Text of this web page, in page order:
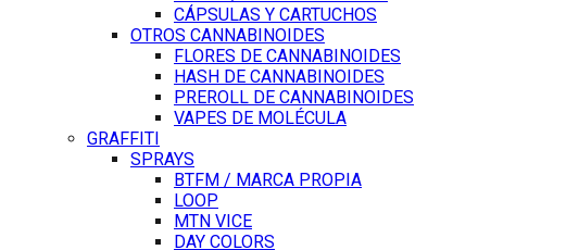
CÁPSULAS Y CARTUCHOS
OTROS CANNABINOIDES
FLORES DE CANNABINOIDES
HASH DE CANNABINOIDES
PREROLL DE CANNABINOIDES
VAPES DE MOLÉCULA
GRAFFITI
SPRAYS
BTFM / MARCA PROPIA
LOOP
MTN VICE
DAY COLORS